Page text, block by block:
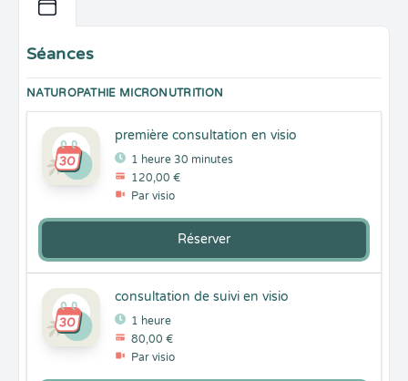
Séances
NATUROPATHIE MICRONUTRITION
première consultation en visio
1 heure 30 minutes
120,00 €
Par visio
Réserver
consultation de suivi en visio
1 heure
80,00 €
Par visio